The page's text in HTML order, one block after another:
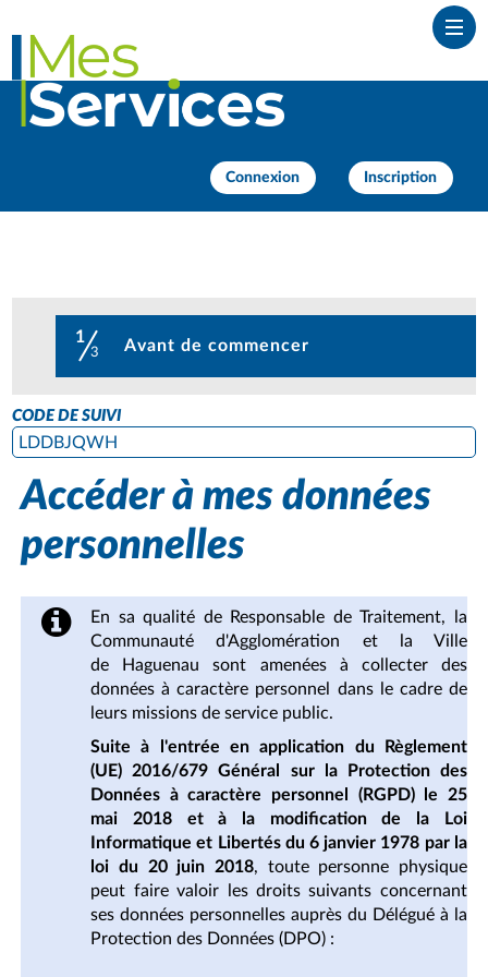
Connexion Inscription
CODE DE SUIVI
LDDBJQWH
1
3 Avant de commencer
Accéder à mes données
personnelles
En sa qualité de Responsable de Traitement, la
Communauté d'Agglomération et la Ville
de Haguenau sont amenées à collecter des
données à caractère personnel dans le cadre de
leurs missions de service public.
Suite à l'entrée en application du Règlement
(UE) 2016/679 Général sur la Protection des
Données à caractère personnel (RGPD) le 25
mai 2018 et à la modification de la Loi
Informatique et Libertés du 6 janvier 1978 par la
loi du 20 juin 2018, toute personne physique
peut faire valoir les droits suivants concernant
ses données personnelles auprès du Délégué à la
Protection des Données (DPO) :